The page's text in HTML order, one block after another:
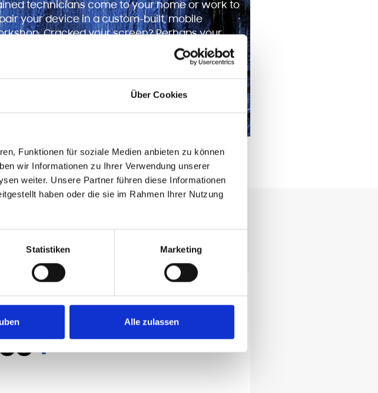
Über Cookies
Funktionen für soziale Medien anbieten zu können
wir Informationen zu Ihrer Verwendung unserer
weiter. Unsere Partner führen diese Informationen
haben oder die sie im Rahmen Ihrer Nutzung
Statistiken Marketing
Alle zulassen
technicians come to your home or work to
your device in a custom-built, mobile
Cracked your screen? Perhaps your
port isn’t working? Samsungrepair.com
can deal with almost any problem
your Note 10 Lite.
Schnell und bequem.